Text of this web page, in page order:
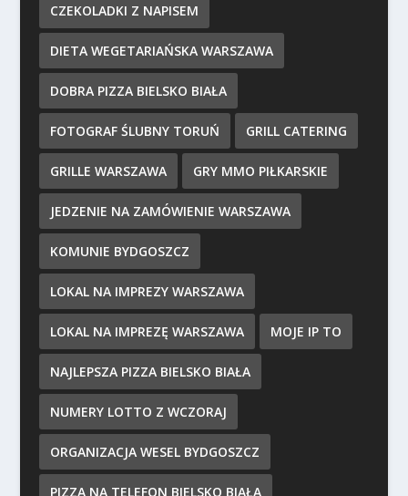
CZEKOLADKI Z NAPISEM
DIETA WEGETARIAŃSKA WARSZAWA
DOBRA PIZZA BIELSKO BIAŁA
FOTOGRAF ŚLUBNY TORUŃ GRILL CATERING
GRILLE WARSZAWA GRY MMO PIŁKARSKIE
JEDZENIE NA ZAMÓWIENIE WARSZAWA
KOMUNIE BYDGOSZCZ
LOKAL NA IMPREZY WARSZAWA
LOKAL NA IMPREZĘ WARSZAWA MOJE IP TO
NAJLEPSZA PIZZA BIELSKO BIAŁA
NUMERY LOTTO Z WCZORAJ
ORGANIZACJA WESEL BYDGOSZCZ
PIZZA NA TELEFON BIELSKO BIAŁA